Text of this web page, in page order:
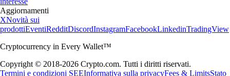
Aggiornamenti
XNovità sui
prodottiEventiRedditDiscordInstagramFacebookLinkedinTradingView
Cryptocurrency in Every Wallet™
Copyright © 2018-2026 Crypto.com. Tutti i diritti riservati.
Termini e condizioni SEEInformativa sulla privacyFees & LimitsStato